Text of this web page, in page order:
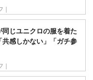
｜
じユニクロの服を着た
感しかない」「ガチ参
｜